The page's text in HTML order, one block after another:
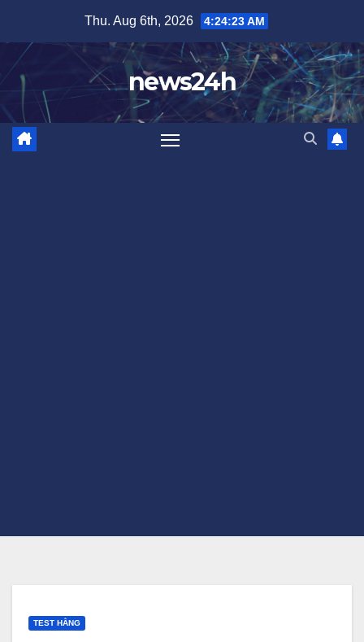
content
Thu. Aug 6th, 2026 4:24:26 AM
news24h
TEST HẰNG